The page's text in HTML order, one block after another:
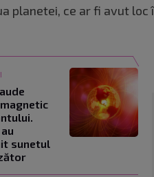
planetei, ce ar fi avut
sunetul